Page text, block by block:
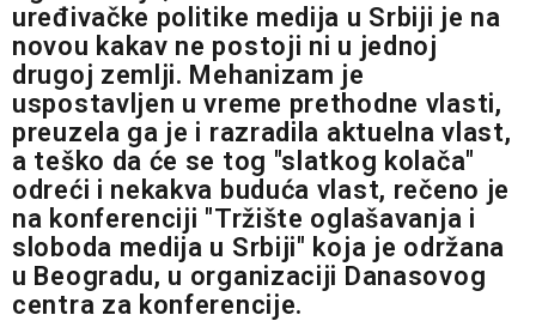
uređivačke politike medija u Srbiji je na
novou kakav ne postoji ni u jednoj
drugoj zemlji. Mehanizam je
uspostavljen u vreme prethodne vlasti,
preuzela ga je i razradila aktuelna vlast,
a teško da će se tog "slatkog kolača"
odreći i nekakva buduća vlast, rečeno je
na konferenciji "Tržište oglašavanja i
sloboda medija u Srbiji" koja je održana
u Beogradu, u organizaciji Danasovog
centra za konferencije.